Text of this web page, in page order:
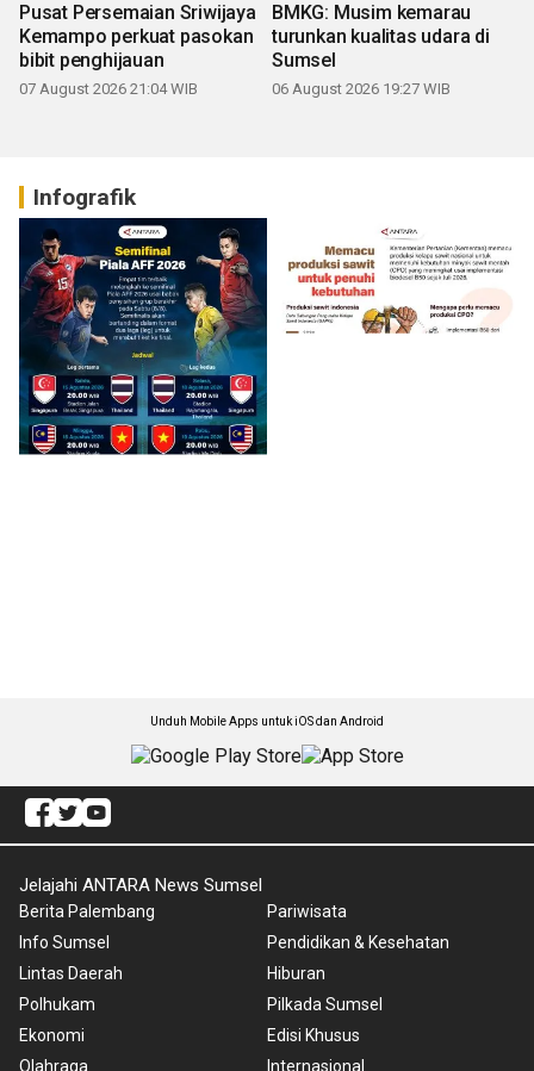
Pusat Persemaian Sriwijaya
Kemampo perkuat pasokan
bibit penghijauan
07 August 2026 21:04 WIB
BMKG: Musim kemarau
turunkan kualitas udara di
Sumsel
06 August 2026 19:27 WIB
Infografik
Unduh Mobile Apps untuk iOS dan Android
Jelajahi ANTARA News Sumsel
Berita Palembang
Info Sumsel
Lintas Daerah
Polhukam
Ekonomi
Olahraga
Pariwisata
Pendidikan & Kesehatan
Hiburan
Pilkada Sumsel
Edisi Khusus
Internasional